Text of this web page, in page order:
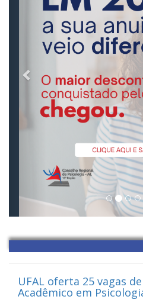
UFAL oferta 25 vagas
Acadêmico em